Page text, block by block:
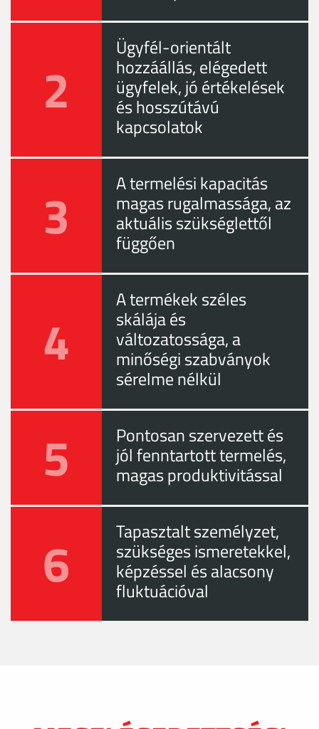
2
Ügyfél-orientált
hozzáállás, elégedett
ügyfelek, jó értékelések
és hosszútávú
kapcsolatok
3 A termelési kapacitás
magas rugalmassága, az
aktuális szükséglettől
függően
4
A termékek széles
skálája és
változatossága, a
minőségi szabványok
sérelme nélkül
5 Pontosan szervezett és
jól fenntartott termelés,
magas produktivitással
6 Tapasztalt személyzet,
szükséges ismeretekkel,
képzéssel és alacsony
fluktuációval